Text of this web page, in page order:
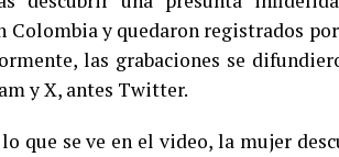
Colombia y quedaron registrados
las grabaciones se
y X, antes Twitter.
que se ve en el video, la mujer